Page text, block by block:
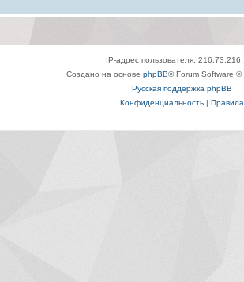
IP-адрес пользователя:
Создано на основе phpBB® Forum Software ©
Русская поддержка phpBB
Конфиденциальность| Правила